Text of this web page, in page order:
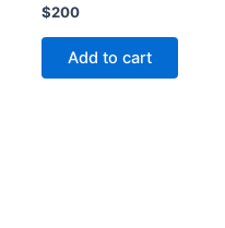
$200
Add to cart